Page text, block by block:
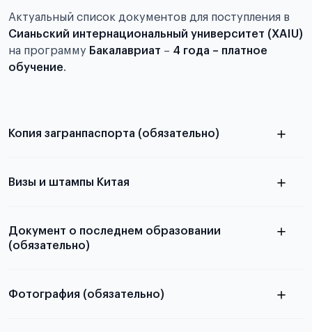
Актуальный список документов для поступления в
Сианьский интернациональный университет (XAIU)
на программу Бакалавриат – 4 года – платное
обучение.
Копия загранпаспорта (обязательно)
паспорта
Визы и штампы Китая
Документ о последнем образовании
(обязательно)
Фотография (обязательно)